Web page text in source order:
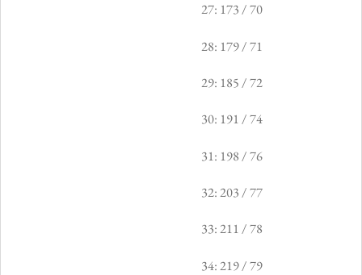
27: 173 / 70
28: 179 / 71
29: 185 / 72
30: 191 / 74
31: 198 / 76
32: 203 / 77
33: 211 / 78
34: 219 / 79